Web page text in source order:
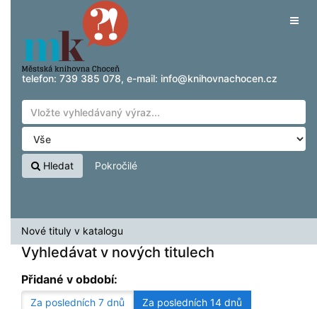
Přeskočit na obsah
telefon: 739 385 078, e-mail: info@knihovnachocen.cz
Hledat Pokročilé
Nové tituly v katalogu
Vyhledávat v nových titulech
Přidané v období:
Za posledních 7 dnů
Za posledních 14 dnů